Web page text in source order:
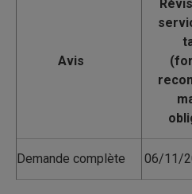
Avis
Demande complète 06/11/